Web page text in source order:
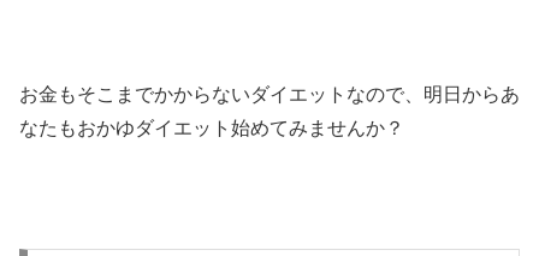
お金もそこまでかからないダイエットなので、明日からあ
なたもおかゆダイエット始めてみませんか？